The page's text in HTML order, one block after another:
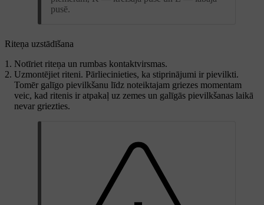
pusē.
Riteņa uzstādīšana
Notīriet riteņa un rumbas kontaktvirsmas.
Uzmontējiet riteni. Pārliecinieties, ka stiprinājumi ir pievilkti.
Tomēr galīgo pievilkšanu līdz noteiktajam griezes momentam
veic, kad ritenis ir atpakaļ uz zemes un galīgās pievilkšanas laikā
nevar griezties.